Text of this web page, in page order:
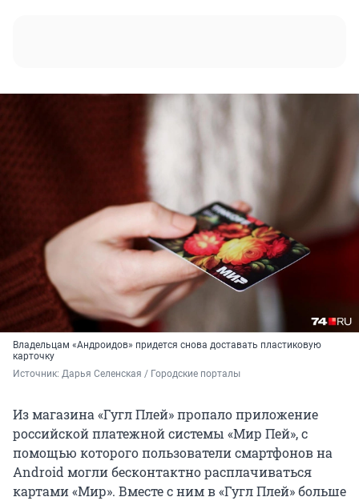
Владельцам «Андроидов» придется снова доставать пластиковую
карточку
Источник: Дарья Селенская / Городские порталы
Из магазина «Гугл Плей» пропало приложение
российской платежной системы «Мир Пей», с
помощью которого пользователи смартфонов на
Android могли бесконтактно расплачиваться
картами «Мир». Вместе с ним в «Гугл Плей» больше